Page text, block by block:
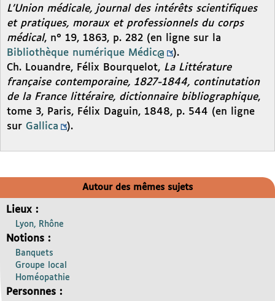
L’Union médicale, journal des intérêts scientifiques
et pratiques, moraux et professionnels du corps
médical, n° 19, 1863, p. 282 (en ligne sur la
Bibliothèque numérique Médic@
).
Ch. Louandre, Félix Bourquelot, La Littérature
française contemporaine, 1827-1844, continutation
de la France littéraire, dictionnaire bibliographique,
tome 3, Paris, Félix Daguin, 1848, p. 544 (en ligne
sur Gallica ).
Autour des mêmes sujets
Lieux :
Lyon, Rhône
Notions :
Banquets
Groupe local
Homéopathie
Personnes :